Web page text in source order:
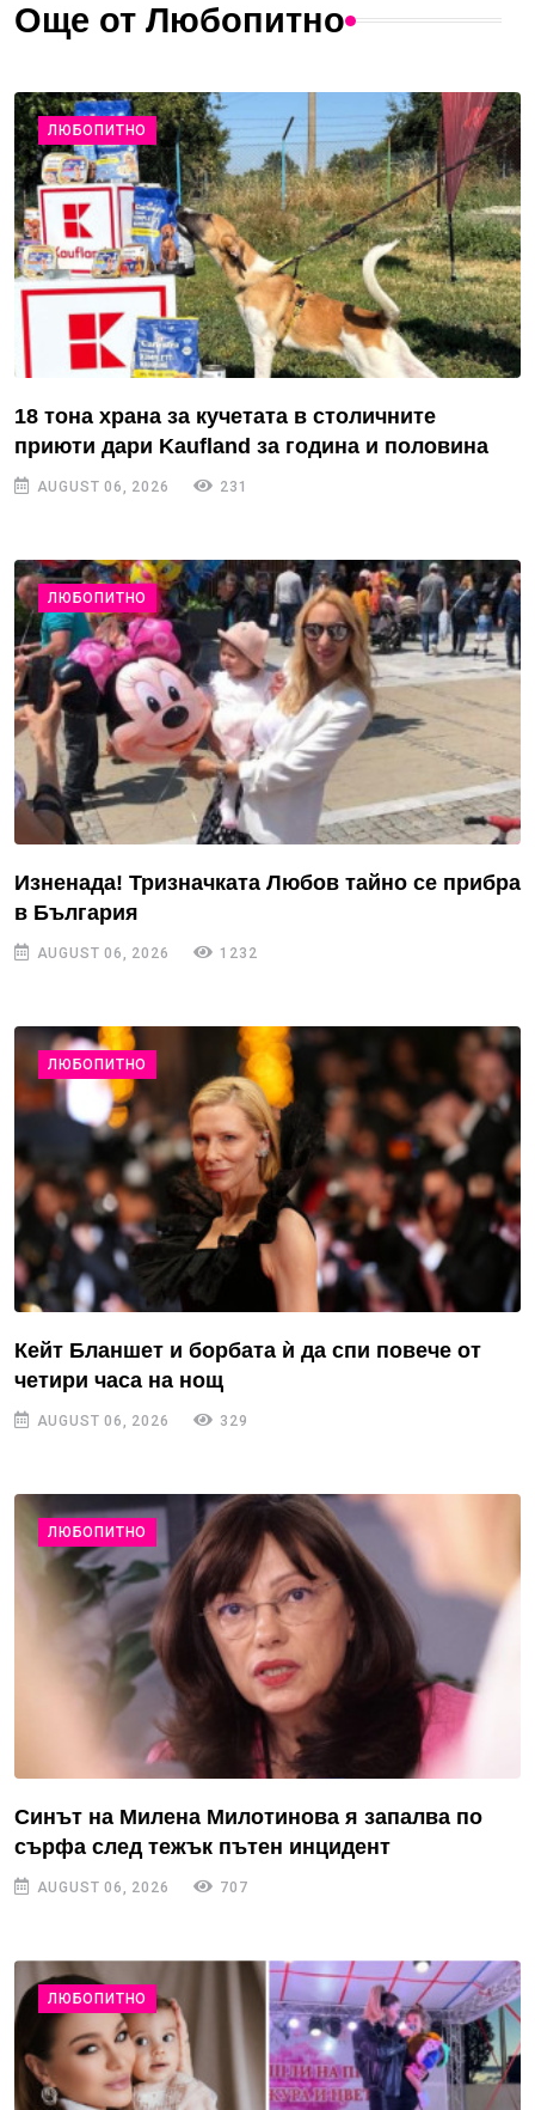
Още от Любопитно
ЛЮБОПИТНО
18 тона храна за кучетата в столичните
приюти дари Kaufland за година и половина
AUGUST 06, 2026 231
ЛЮБОПИТНО
Изненада! Тризначката Любов тайно се прибра
в България
AUGUST 06, 2026 1232
ЛЮБОПИТНО
Кейт Бланшет и борбата ѝ да спи повече от
четири часа на нощ
AUGUST 06, 2026 329
ЛЮБОПИТНО
Синът на Милена Милотинова я запалва по
сърфа след тежък пътен инцидент
AUGUST 06, 2026 707
ЛЮБОПИТНО